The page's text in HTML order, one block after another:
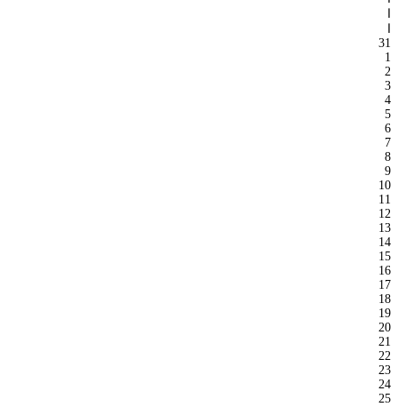
ا
ا
31
1
2
3
4
5
6
7
8
9
10
11
12
13
14
15
16
17
18
19
20
21
22
23
24
25